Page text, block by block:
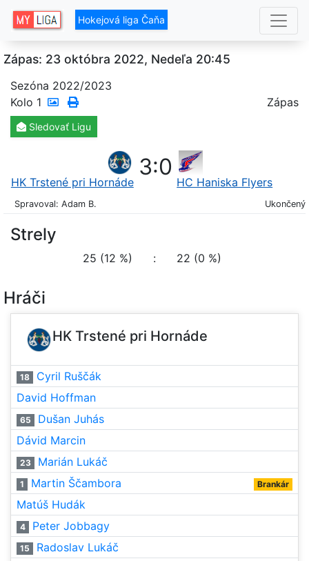
Hokejová liga Čaňa
Zápas: 23 októbra 2022, Nedeľa 20:45
Sezóna 2022/2023
Kolo 1 Zápas
Sledovať Ligu
HK Trstené pri Hornáde
3:0
HC Haniska Flyers
Spravoval: Adam B. Ukončený
Strely
25 (12 %) : 22 (0 %)
Hráči
HK Trstené pri Hornáde
18
Cyril Ruščák
David Hoffman
65
Dušan Juhás
Dávid Marcin
23 Marián Lukáč
1 Martin Ščambora Brankár
Matúš Hudák
4 Peter Jobbagy
15 Radoslav Lukáč